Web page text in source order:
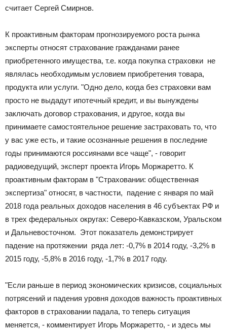
считает Сергей Смирнов.
К проактивным факторам прогнозируемого роста рынка
эксперты относят страхование гражданами ранее
приобретенного имущества, т.е. когда покупка страховки не
являлась необходимым условием приобретения товара,
продукта или услуги. "Одно дело, когда без страховки вам
просто не выдадут ипотечный кредит, и вы вынуждены
заключать договор страхования, и другое, когда вы
принимаете самостоятельное решение застраховать то, что
у вас уже есть, и такие осознанные решения в последние
годы принимаются россиянами все чаще", - говорит
радиоведущий, эксперт проекта Игорь Моржаретто. К
проактивным факторам в "Страховании: общественная
экспертиза" относят, в частности, падение с января по май
2018 года реальных доходов населения в 46 субъектах РФ и
в трех федеральных округах: Северо-Кавказском, Уральском
и Дальневосточном. Этот показатель демонстрирует
падение на протяжении ряда лет: -0,7% в 2014 году, -3,2% в
2015 году, -5,8% в 2016 году, -1,7% в 2017 году.
"Если раньше в период экономических кризисов, социальных
потрясений и падения уровня доходов важность проактивных
факторов в страховании падала, то теперь ситуация
меняется, - комментирует Игорь Моржаретто, - и здесь мы